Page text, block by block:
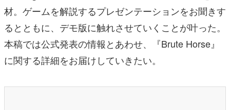
材。ゲームを解説するプレゼンテーションをお聞きす
るとともに、デモ版に触れさせていくことが叶った。
本稿では公式発表の情報とあわせ、『Brute Horse』
に関する詳細をお届けしていきたい。